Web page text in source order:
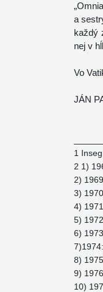
a
každý
nej v
Vo
JÁN
1
2 1)
2)
3)
4)
5)
6)
8)
9)
10)